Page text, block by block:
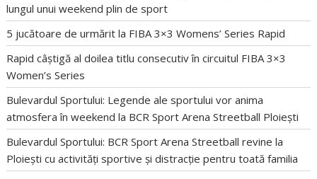
lungul unui weekend plin de sport
5 jucătoare de urmărit la FIBA 3×3 Womens’ Series Rapid
Rapid câștigă al doilea titlu consecutiv în circuitul FIBA 3×3
Women’s Series
Bulevardul Sportului: Legende ale sportului vor anima
atmosfera în weekend la BCR Sport Arena Streetball Ploiești
Bulevardul Sportului: BCR Sport Arena Streetball revine la
Ploiești cu activități sportive și distracție pentru toată familia